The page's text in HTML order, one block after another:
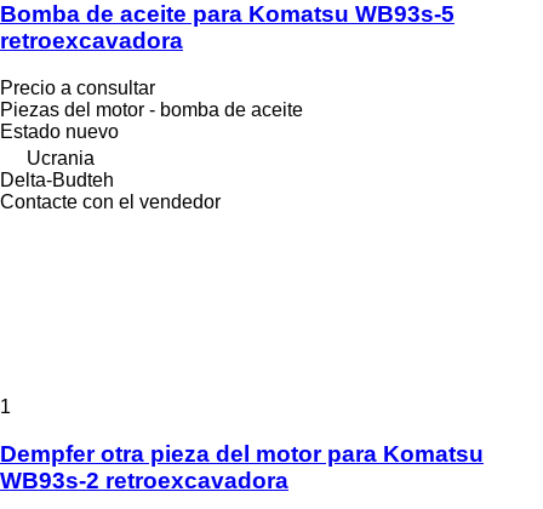
Bomba de aceite para Komatsu WB93s-5
retroexcavadora
Precio a consultar
Piezas del motor - bomba de aceite
Estado nuevo
Ucrania
Delta-Budteh
Contacte con el vendedor
1
Dempfer otra pieza del motor para Komatsu
WB93s-2 retroexcavadora